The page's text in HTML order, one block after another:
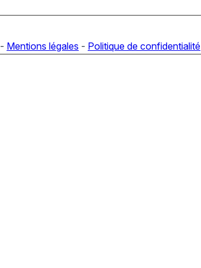
- Mentions légales - Politique de confidentialité